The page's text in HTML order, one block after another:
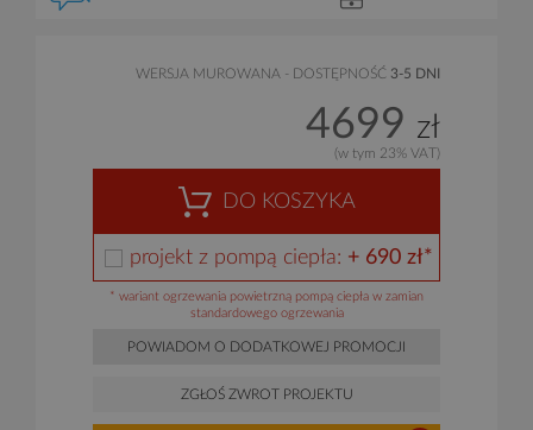
WERSJA MUROWANA - DOSTĘPNOŚĆ 3-5 DNI
4699 zł
(w tym 23% VAT)
DO KOSZYKA
projekt z pompą ciepła: + 690 zł*
* wariant ogrzewania powietrzną pompą ciepła w zamian
standardowego ogrzewania
POWIADOM O DODATKOWEJ PROMOCJI
ZGŁOŚ ZWROT PROJEKTU